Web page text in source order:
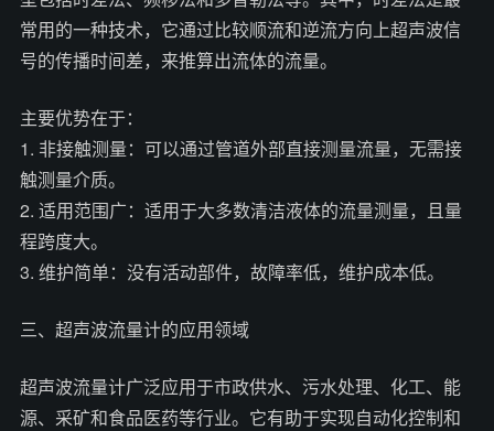
常用的一种技术，它通过比较顺流和逆流方向上超声波信
号的传播时间差，来推算出流体的流量。
主要优势在于：
1. 非接触测量：可以通过管道外部直接测量流量，无需接
触测量介质。
2. 适用范围广：适用于大多数清洁液体的流量测量，且量
程跨度大。
3. 维护简单：没有活动部件，故障率低，维护成本低。
三、超声波流量计的应用领域
超声波流量计广泛应用于市政供水、污水处理、化工、能
源、采矿和食品医药等行业。它有助于实现自动化控制和